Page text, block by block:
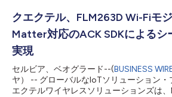
ンドツーエンドIoTソリューションポート
覧いただけます。 EG800AK-JPは
ットを搭載し、日本の主要LTEバンドに
な17.7×15.8×2.4mmのモジュールです。
によるCat. 1 bisアーキテクチャを採用し
3G代替ソリューションとして設計され、
／5 Mbpsアップリンク、DFOTA、位置情
ョンのWi-Fiスキ...
クエクテル、FLM263D Wi-Fiモ
Matter対応のACK SDKによるシ
実現
セルビア、ベオグラード--(BUSINESS
ヤ） -- グローバルなIoTソリューション・
エクテルワイヤレスソリューションズは